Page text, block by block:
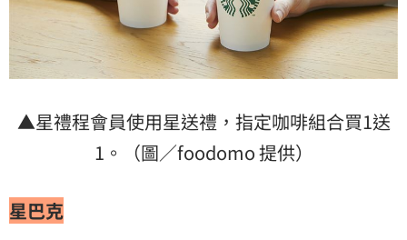
▲星禮程會員使用星送禮，指定咖啡組合買1送
1。（圖／foodomo 提供）
星巴克